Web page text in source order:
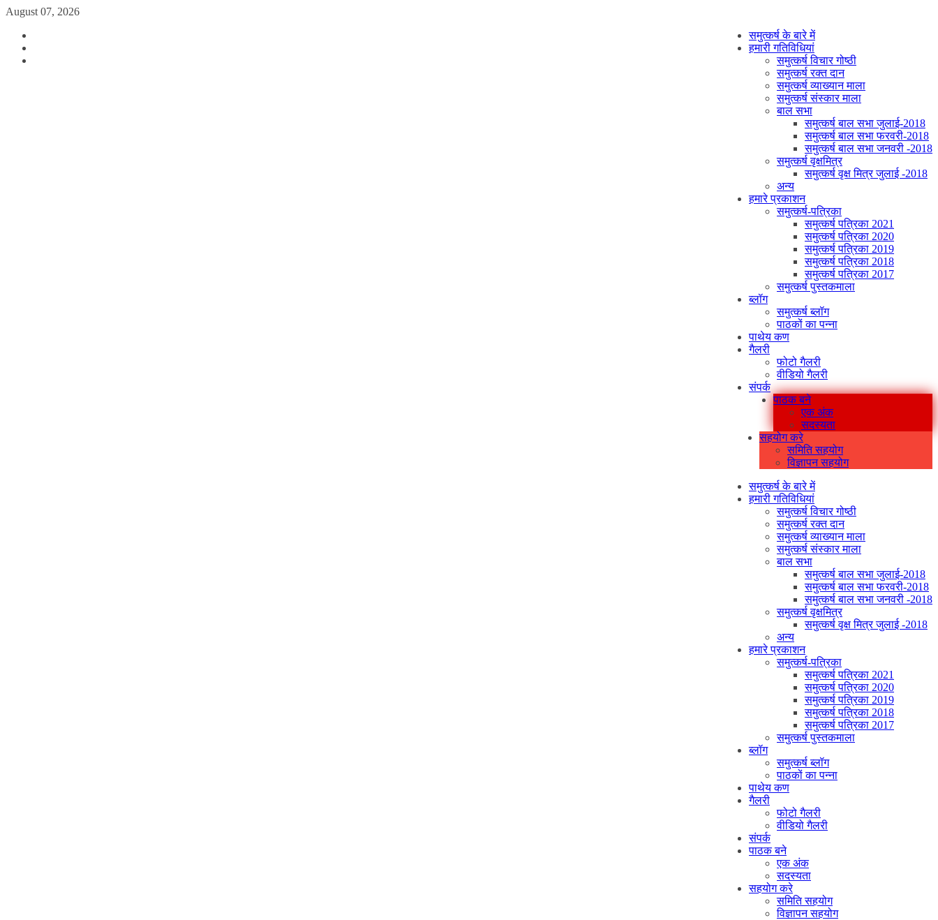
August 07, 2026
समुत्कर्ष के बारे में
हमारी गतिविधियां
समुत्कर्ष विचार गोष्ठी
समुत्कर्ष रक्त दान
समुत्कर्ष व्याख्यान माला
समुत्कर्ष संस्कार माला
बाल सभा
समुत्कर्ष बाल सभा जुलाई-2018
समुत्कर्ष बाल सभा फरवरी-2018
समुत्कर्ष बाल सभा जनवरी -2018
समुत्कर्ष वृक्षमित्र
समुत्कर्ष वृक्ष मित्र जुलाई -2018
अन्य
हमारे प्रकाशन
समुत्कर्ष-पत्रिका
समुत्कर्ष पत्रिका 2021
समुत्कर्ष पत्रिका 2020
समुत्कर्ष पत्रिका 2019
समुत्कर्ष पत्रिका 2018
समुत्कर्ष पत्रिका 2017
समुत्कर्ष पुस्तकमाला
ब्लॉग
समुत्कर्ष ब्लॉग
पाठकों का पन्ना
पाथेय कण
गैलरी
फोटो गैलरी
वीडियो गैलरी
संपर्क
पाठक बने
एक अंक
सदस्यता
सहयोग करे
समिति सहयोग
विज्ञापन सहयोग
समुत्कर्ष के बारे में
हमारी गतिविधियां
समुत्कर्ष विचार गोष्ठी
समुत्कर्ष रक्त दान
समुत्कर्ष व्याख्यान माला
समुत्कर्ष संस्कार माला
बाल सभा
समुत्कर्ष बाल सभा जुलाई-2018
समुत्कर्ष बाल सभा फरवरी-2018
समुत्कर्ष बाल सभा जनवरी -2018
समुत्कर्ष वृक्षमित्र
समुत्कर्ष वृक्ष मित्र जुलाई -2018
अन्य
हमारे प्रकाशन
समुत्कर्ष-पत्रिका
समुत्कर्ष पत्रिका 2021
समुत्कर्ष पत्रिका 2020
समुत्कर्ष पत्रिका 2019
समुत्कर्ष पत्रिका 2018
समुत्कर्ष पत्रिका 2017
समुत्कर्ष पुस्तकमाला
ब्लॉग
समुत्कर्ष ब्लॉग
पाठकों का पन्ना
पाथेय कण
गैलरी
फोटो गैलरी
वीडियो गैलरी
संपर्क
पाठक बने
एक अंक
सदस्यता
सहयोग करे
समिति सहयोग
विज्ञापन सहयोग